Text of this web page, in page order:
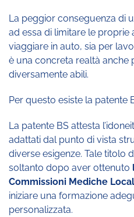
La peggior conseguenza di
ad essa di limitare le proprie
viaggiare in auto, sia per
è una concreta realtà anche
diversamente abili.
Per questo esiste la patente
La patente BS attesta
adattati dal punto di vista
diverse esigenze. Tale titolo
soltanto dopo aver ottenuto
Commissioni Mediche
iniziare una formazione
personalizzata.